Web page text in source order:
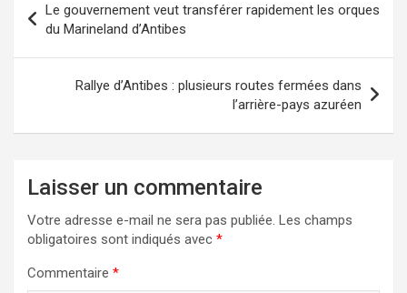
de
l’article
Le gouvernement veut transférer rapidement les orques
du Marineland d’Antibes
Rallye d’Antibes : plusieurs routes fermées dans
l’arrière-pays azuréen
Laisser un commentaire
Votre adresse e-mail ne sera pas publiée. Les champs
obligatoires sont indiqués avec *
Commentaire *